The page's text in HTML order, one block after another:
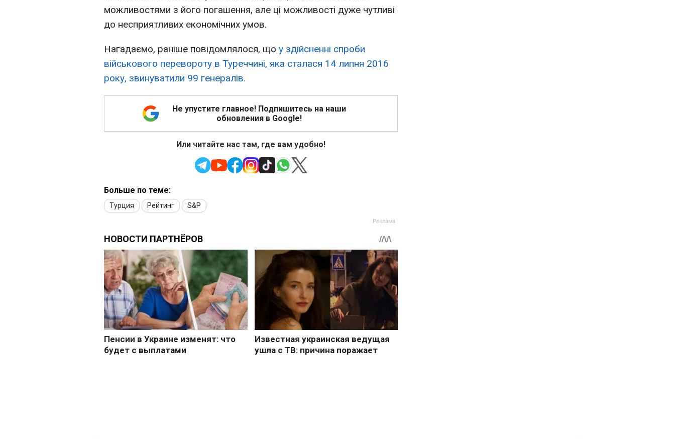
можливостями з його погашення, але ці можливості дуже чутливі
до несприятливих економічних умов.
Нагадаємо, раніше повідомлялося, що у здійсненні спроби
військового перевороту в Туреччині, яка сталася 14 липня 2016
року, звинуватили 99 генералів.
Не упустите главное! Подпишитесь на наши
обновления в Google!
Или читайте нас там, где вам удобно!
Больше по теме:
Турция Рейтинг S&P